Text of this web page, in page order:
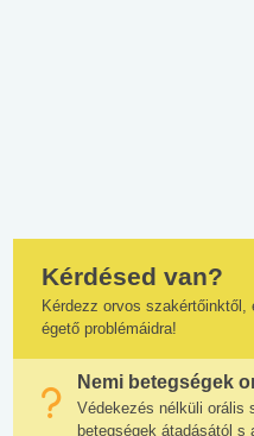
Kérdésed van?
Kérdezz orvos
égető problémáidra!
Nemi betegségek
Védekezés nélküli orális
betegségek átadásától s